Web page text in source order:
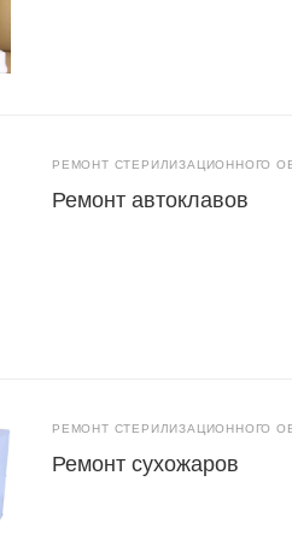
РЕМОНТ СТЕРИЛИЗАЦИОННОГО
Ремонт автоклавов
РЕМОНТ СТЕРИЛИЗАЦИОННОГО
Ремонт сухожаров